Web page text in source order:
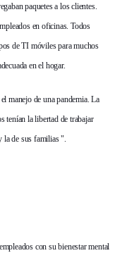
paquetes a los clientes.
en oficinas. Todos
de TI móviles para muchos
en el hogar.
manejo de una pandemia. La
tenían la libertad de trabajar
la de sus familias ".
con su bienestar mental